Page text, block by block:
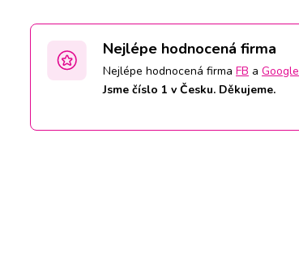
Nejlépe hodnocená firma
Nejlépe hodnocená firma FB a Google
Jsme číslo 1 v Česku. Děkujeme.